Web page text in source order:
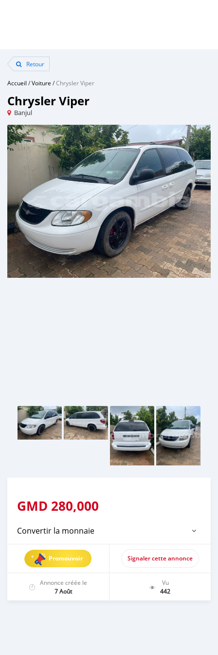
Retour
Accueil /Voiture /Chrysler Viper
Chrysler Viper
Banjul
GMD 280,000
Convertir la monnaie
Promouvoir Signaler cette annonce
Annonce créée le
7 Août
Vu
442